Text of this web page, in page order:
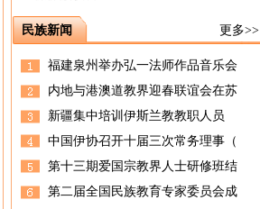
更多>>
民族新闻
福建泉州举办弘一法师作品音乐会
内地与港澳道教界迎春联谊会在苏
新疆集中培训伊斯兰教教职人员
中国伊协召开十届三次常务理事（
第十三期爱国宗教界人士研修班结
第二届全国民族教育专家委员会成